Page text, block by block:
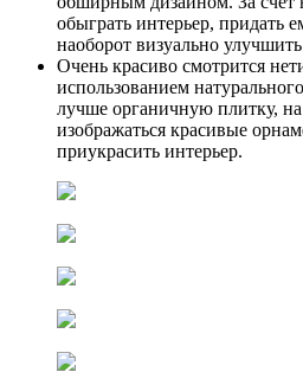
обыграть интерьер, придать
наоборот визуально
Очень красиво смотрится
использованием
лучше органичную плитку, на
изображаться красивые
приукрасить интерьер.